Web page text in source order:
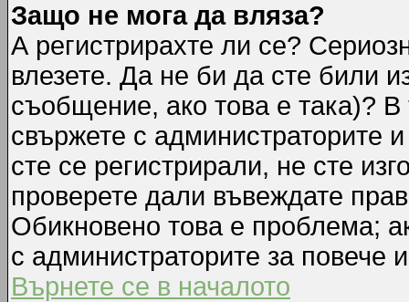
Защо не мога да вляза?
А регистрирахте ли се?
влезете. Да не би да сте били
съобщение, ако това е така)?
свържете с администраторите
сте се регистрирали, не сте
проверете дали въвеждате
Обикновено това е проблема;
с администраторите за повече
Върнете се в началото